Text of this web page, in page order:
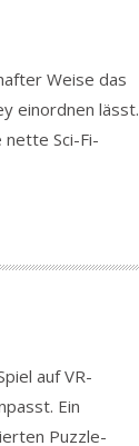
Weise das
einordnen lässt.
nette Sci-Fi-
auf VR-
Ein
Puzzle-